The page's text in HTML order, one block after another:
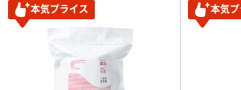
本気プライス 本気